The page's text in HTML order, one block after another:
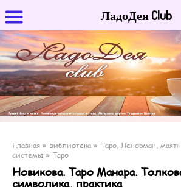
Главная » Библиотека » Таро, Ленорман,
системы » Таро
Новикова. Таро Манара.
символика, практика
ЛадоДея Club